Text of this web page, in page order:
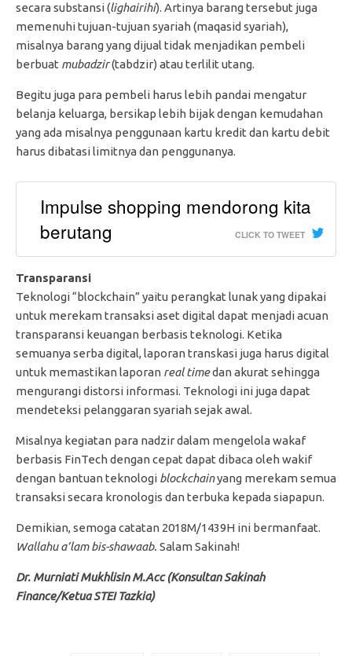
secara substansi (lighairihi). Artinya barang tersebut juga
memenuhi tujuan-tujuan syariah (maqasid syariah),
misalnya barang yang dijual tidak menjadikan pembeli
berbuat mubadzir(tabdzir) atau terlilit utang.
Begitu juga para pembeli harus lebih pandai mengatur
belanja keluarga, bersikap lebih bijak dengan kemudahan
yang ada misalnya penggunaan kartu kredit dan kartu debit
harus dibatasi limitnya dan penggunanya.
Impulse shopping mendorong kita
berutang
CLICK TO TWEET
Transparansi
Teknologi “blockchain” yaitu perangkat lunak yang dipakai
untuk merekam transaksi aset digital dapat menjadi acuan
transparansi keuangan berbasis teknologi. Ketika
semuanya serba digital, laporan transkasi juga harus digital
untuk memastikan laporan real timedan akurat sehingga
mengurangi distorsi informasi. Teknologi ini juga dapat
mendeteksi pelanggaran syariah sejak awal.
Misalnya kegiatan para nadzir dalam mengelola wakaf
berbasis FinTech dengan cepat dapat dibaca oleh wakif
dengan bantuan teknologi blockchainyang merekam semua
transaksi secara kronologis dan terbuka kepada siapapun.
Demikian, semoga catatan 2018M/1439H ini bermanfaat.
Wallahu a’lam bis-shawaab. Salam Sakinah!
Dr. Murniati Mukhlisin M.Acc (Konsultan Sakinah
Finance/Ketua STEI Tazkia)